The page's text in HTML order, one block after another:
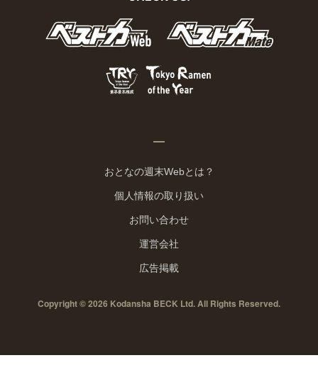
おとなの週末Webとは？
個人情報の取り扱い
お問い合わせ
運営会社
広告掲載
Copyright © 2026 Kodansha BECK Ltd. All Rights Reserved.